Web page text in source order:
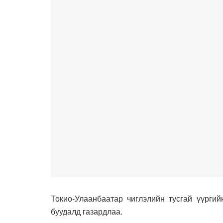
Токио-Улаанбаатар чиглэлийн тусгай
буудалд газардлаа.